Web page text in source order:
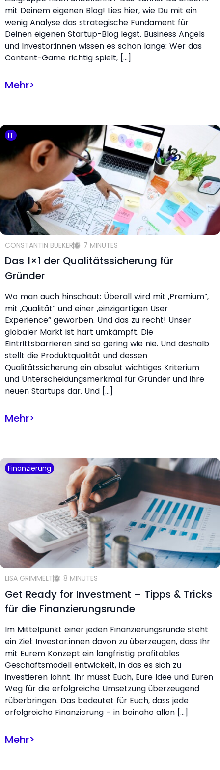
mit Deinem eigenen Blog! Lies hier, wie Du mit ein
wenig Analyse das strategische Fundament für
Deinen eigenen Startup-Blog legst. Business Angels
und Investor:innen wissen es schon lange: Wer das
Content-Game richtig spielt, […]
Mehr>
IT
CONSTANTIN BUEKER 7 MINUTES
Das 1×1 der Qualitätssicherung für
Gründer
Wo man auch hinschaut: Überall wird mit „Premium“,
mit „Qualität“ und einer „einzigartigen User
Experience“ geworben. Und das zu recht! Unser
globaler Markt ist hart umkämpft. Die
Eintrittsbarrieren sind so gering wie nie. Und deshalb
stellt die Produktqualität und dessen
Qualitätssicherung ein absolut wichtiges Kriterium
und Unterscheidungsmerkmal für Gründer und ihre
neuen Startups dar. Und […]
Mehr>
Finanzierung
LISA GRIMMELT 8 MINUTES
Get Ready for Investment – Tipps & Tricks
für die Finanzierungsrunde
Im Mittelpunkt einer jeden Finanzierungsrunde steht
ein Ziel: Investor:innen davon zu überzeugen, dass Ihr
mit Eurem Konzept ein langfristig profitables
Geschäftsmodell entwickelt, in das es sich zu
investieren lohnt. Ihr müsst Euch, Eure Idee und Euren
Weg für die erfolgreiche Umsetzung überzeugend
rüberbringen. Das bedeutet für Euch, dass jede
erfolgreiche Finanzierung – in beinahe allen […]
Mehr>